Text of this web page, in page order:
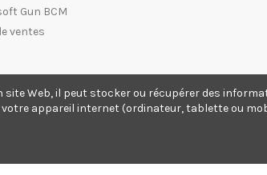
Gun BCM
ventes
BCM
site Web, il peut stocker ou récupérer des
votre appareil internet (ordinateur, tablette ou